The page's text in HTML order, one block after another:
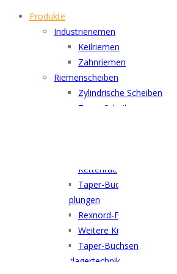
Produkte
Industrieriemen
Keilriemen
Zahnriemen
Riemenscheiben
Zylindrische Scheiben
Taper Scheiben
Kettenräder
Taper-Buchsen
Kupplungen
Rexnord-Falk Kupplungen
Weitere Kupplungen
Taper-Buchsen
Wälzlagertechnik